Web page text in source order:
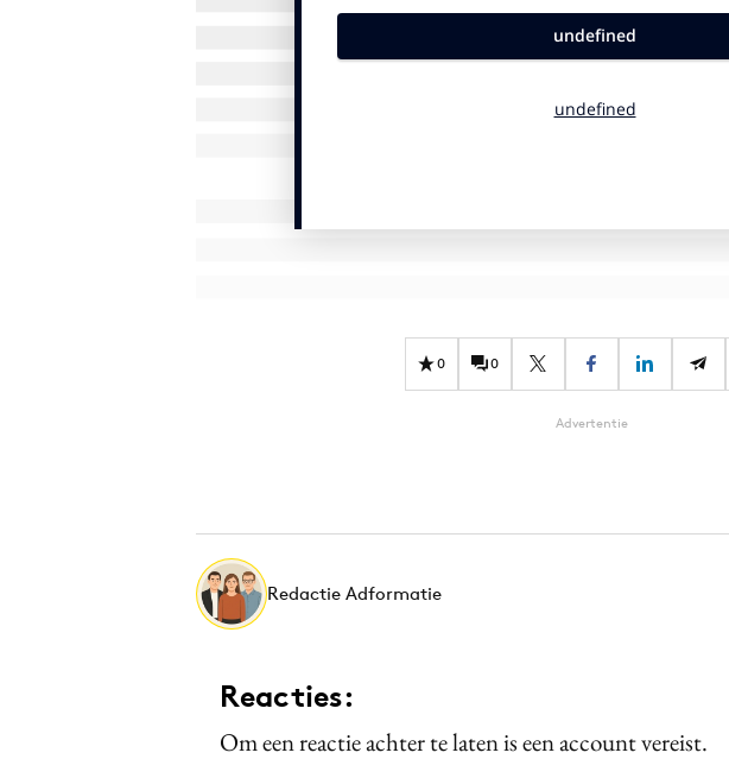
0 0
Advertentie
Redactie Adformatie
Reacties:
Om een reactie achter te laten is een account vereist.